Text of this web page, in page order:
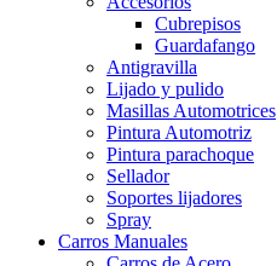
Cubrepisos
Guardafango
Antigravilla
Lijado y pulido
Masillas Automotrices
Pintura Automotriz
Pintura parachoque
Sellador
Soportes lijadores
Spray
Carros Manuales